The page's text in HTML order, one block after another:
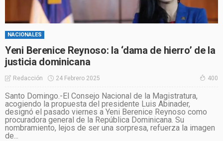
NACIONALES
Yeni Berenice Reynoso: la ‘dama de hierro’ de la
justicia dominicana
Redacción 24 Febrero 2025 400
Santo Domingo.-El Consejo Nacional de la Magistratura,
acogiendo la propuesta del presidente Luis Abinader,
designó el pasado viernes a Yeni Berenice Reynoso como
procuradora general de la República Dominicana. Su
nombramiento, lejos de ser una sorpresa, refuerza la imagen
de...